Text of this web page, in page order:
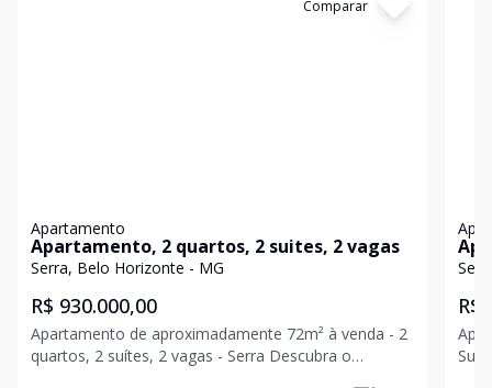
Comparar
Apartamento
Apartamento, 2 quartos, 2 suites, 2 vagas
Serra, Belo Horizonte - MG
R$ 930.000,00
Apartamento de aproximadamente 72m² à venda - 2
quartos, 2 suítes, 2 vagas - Serra Descubra o
R$
Suíte) -